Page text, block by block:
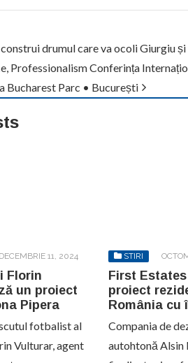
drumul care va ocoli Giurgiu
Professionalism Conferința
Bucharest Parc • București
DECEMBRIE 11, 2024
Florin
un proiect
Pipera
fotbalist al
Vulturar, agent
STIRI
First
proiect
România cu
Compania de
autohtonă Alsin